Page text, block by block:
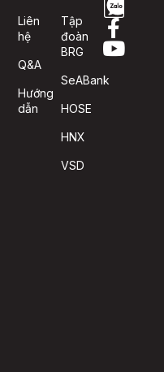
Liên
hệ
Q&A
Hướng
dẫn
Tập
đoàn
BRG
SeABank
HOSE
HNX
VSD